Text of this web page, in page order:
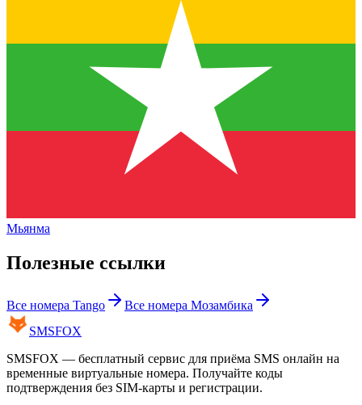
Мьянма
Полезные ссылки
Все номера Tango Все номера Мозамбика
SMSFOX
SMSFOX — бесплатный сервис для приёма SMS онлайн на
временные виртуальные номера. Получайте коды
подтверждения без SIM-карты и регистрации.